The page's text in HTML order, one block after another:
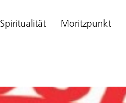
Spiritualität Moritzpunkt